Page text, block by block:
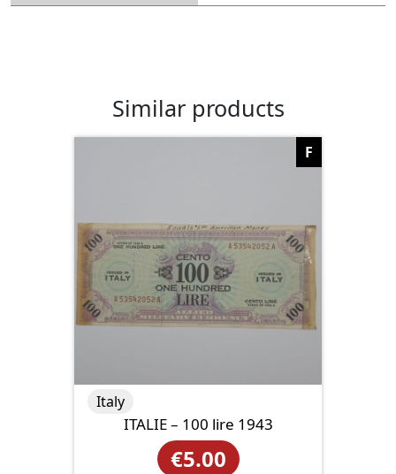
Similar products
F
ITALIE – 100 lire 1943
€5.00
Italy